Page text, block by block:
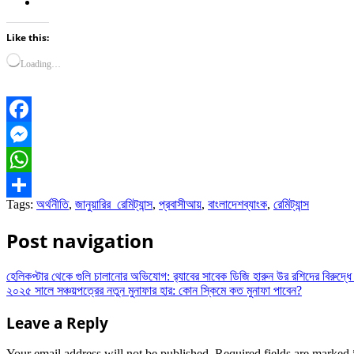
Like this:
Loading…
Facebook
Messenger
WhatsApp
Share
Tags: অর্থনীতি, জানুয়ারির_রেমিট্যান্স, প্রবাসীআয়, বাংলাদেশব্যাংক, রেমিট্যান্স
Post navigation
হেলিকপ্টার থেকে গুলি চালানোর অভিযোগ: র‌্যাবের সাবেক ডিজি হারুন উর রশিদের বিরুদ্ধে
২০২৫ সালে সঞ্চয়পত্রের নতুন মুনাফার হার: কোন স্কিমে কত মুনাফা পাবেন?
Leave a Reply